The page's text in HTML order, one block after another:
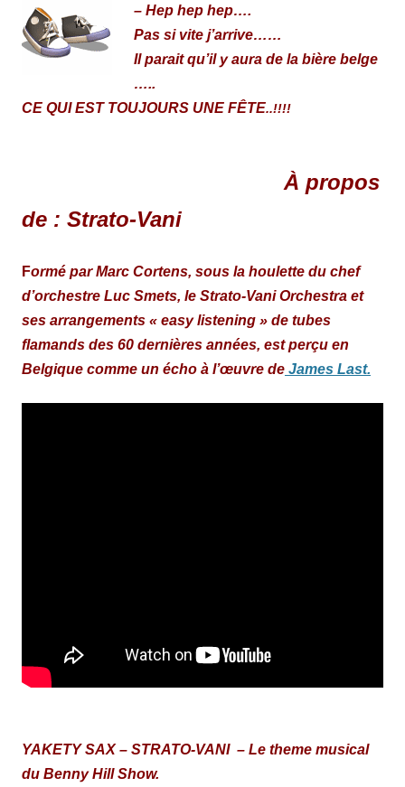
– Hep hep hep….
Pas si vite j’arrive……
Il parait qu’il y aura de la bière belge
…..
CE QUI EST TOUJOURS UNE FÊTE..!!!!
À propos
de : Strato-Vani
Formé par Marc Cortens, sous la houlette du chef
d’orchestre Luc Smets, le Strato-Vani Orchestra et
ses arrangements « easy listening » de tubes
flamands des 60 dernières années, est perçu en
Belgique comme un écho à l’œuvre de James Last.
YAKETY SAX – STRATO-VANI – Le theme musical
du Benny Hill Show.